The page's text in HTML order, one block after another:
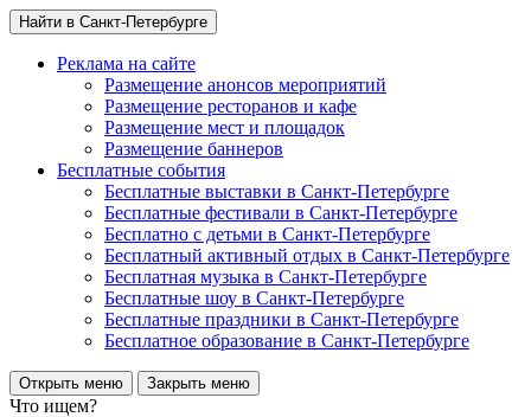
Найти в Санкт-Петербурге
Реклама на сайте
Размещение анонсов мероприятий
Размещение ресторанов и кафе
Размещение мест и площадок
Размещение баннеров
Бесплатные события
Бесплатные выставки в Санкт-Петербурге
Бесплатные фестивали в Санкт-Петербурге
Бесплатно с детьми в Санкт-Петербурге
Бесплатный активный отдых в Санкт-Петербурге
Бесплатная музыка в Санкт-Петербурге
Бесплатные шоу в Санкт-Петербурге
Бесплатные праздники в Санкт-Петербурге
Бесплатное образование в Санкт-Петербурге
Открыть меню Закрыть меню
Что ищем?